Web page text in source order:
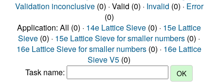
Validation inconclusive(0) · Valid (0) · Invalid (0) · Error
(0)
Application: All (0) · 14e Lattice Sieve (0) · 15e Lattice
Sieve (0) · 15e Lattice Sieve for smaller numbers (0) ·
16e Lattice Sieve for smaller numbers (0) · 16e Lattice
Sieve V5 (0)
Task name: